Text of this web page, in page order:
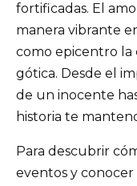
fortificadas. El
manera vibrante
como epicentro la
gótica. Desde el
de un inocente
historia te
Para descubrir
eventos y conocer